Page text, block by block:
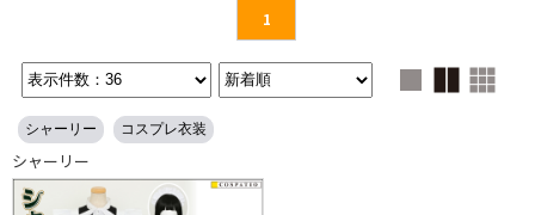
1
シャーリー コスプレ衣装
シャーリー